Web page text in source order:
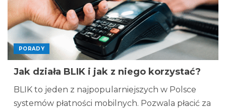
PORADY
Jak działa BLIK i jak z niego korzystać?
BLIK to jeden z najpopularniejszych w Polsce
systemów płatności mobilnych. Pozwala płacić za